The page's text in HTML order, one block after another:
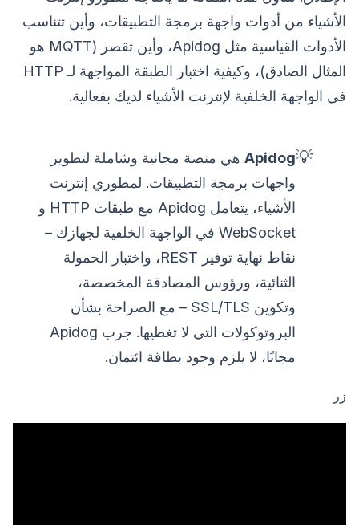
الأشياء من أدوات واجهة برمجة التطبيقات، وأين تتناسب
الأدوات القياسية مثل Apidog، وأين تقصر (MQTT هو
المثال الصادق)، وكيفية اختبار الطبقة المواجهة لـ HTTP
في الواجهة الخلفية لإنترنت الأشياء لديك بفعالية.
💡
Apidog هي منصة مجانية وشاملة لتطوير
واجهات برمجة التطبيقات. لمطوري إنترنت
الأشياء، يتعامل Apidog مع طبقات HTTP و
WebSocket في الواجهة الخلفية لجهازك –
نقاط نهاية توفير REST، واختبار الحمولة
الثنائية، ورؤوس المصادقة المخصصة،
وتكوين SSL/TLS – مع الصراحة بشأن
البروتوكولات التي لا تغطيها. جرب Apidog
مجانًا، لا يلزم وجود بطاقة ائتمان.
زر